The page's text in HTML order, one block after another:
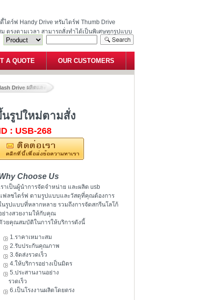
ดร์ฟ Handy Drive ทรัมไดร์ฟ Thumb Drive
ตรงตามเวลา สามารถสั่งทำได้เป็นพิเศษทุกรูปแบบ
A QUOTE OUR CUSTOMERS
Drive ผลิตและขาย ทรัมไดร์ฟ ขึ้นรูปใหม่ตามสั่ง
รูปใหม่ตามสั่ง
: USB-268
Choose Us
ราเป็นผู้นำการจัดจำหน่าย และผลิต usb
ฟลชไดร์ฟ ตามรูปแบบและวัสดุที่คุณต้องการ
นรูปแบบที่หลากหลาย รวมถึงการจัดสกรีนโลโก้
ย่างสวยงามให้กับคุณ
วยคุณสมบัติในการให้บริการดังนี้
1.ราคาเหมาะสม
2.รับประกันคุณภาพ
3.จัดส่งรวดเร็ว
4.ให้บริการอย่างเป็นมิตร
5.ประสานงานอย่าง
รวดเร็ว
6.เป็นโรงงานผลิตโดยตรง